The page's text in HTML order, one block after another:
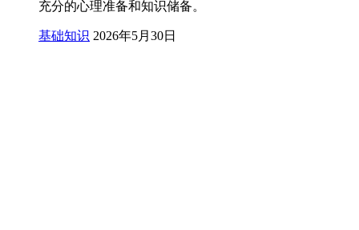
充分的心理准备和知识储备。
基础知识 2026年5月30日